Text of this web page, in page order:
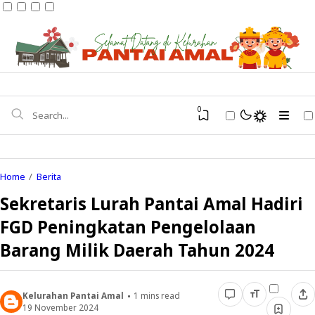
Kondisi Umum
Potensi Wilayah
Profil Pejabat
Struktur Organisasi
Infrastruktur
Pendidikan
BPS Kota Tarakan
0
Home Berita
Sekretaris Lurah Pantai Amal Hadiri
FGD Peningkatan Pengelolaan
Barang Milik Daerah Tahun 2024
Kelurahan Pantai Amal 1 mins read
19 November 2024